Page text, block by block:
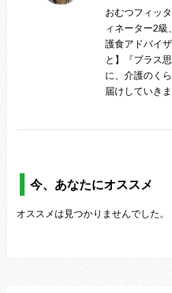
おむつフィッ
ィネーター2
護食アドバイ
と】『プラス
に、介護のく
届けしていきま
今、あなたにオススメ
オススメは見つかりませんでした。